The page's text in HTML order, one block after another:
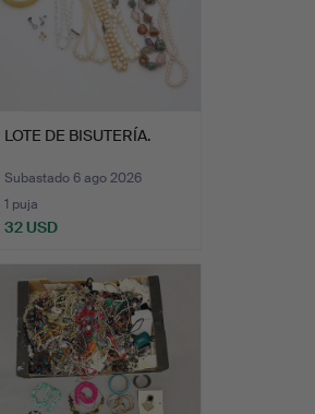
LOTE DE BISUTERÍA.
Subastado 6 ago 2026
1 puja
32 USD